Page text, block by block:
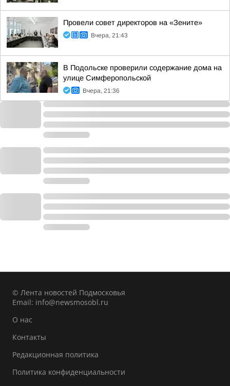
Провели совет директоров на «Зените»
Вчера, 21:43
В Подольске проверили содержание дома на
улице Симферопольской
Вчера, 21:36
© Лента новостей Подмосковья
Email: info@newsmosobl.ru
О нас
Контакты
Редакционная политика
Политика конфиденциальности